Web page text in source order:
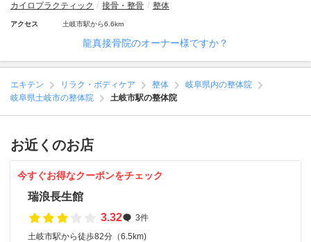
カイロプラクティック 接骨・整骨 整体
アクセス 土岐市駅から6.6km
龍真接骨院のオーナー様ですか？
エキテン リラク・ボディケア 整体
岐阜県内の整体院
岐阜県土岐市の整体院
土岐市駅の整体院
お近くのお店
今すぐお得なクーポンをチェック
瑞浪長生館
3.32
3件
土岐市駅から徒歩82分（6.5km)